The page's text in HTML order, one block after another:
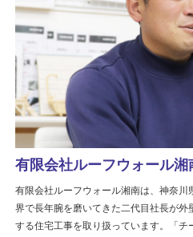
有限会社ルーフウォール湘
有限会社ルーフウォール湘南は、神奈
界で長年腕を磨いてきた二代目社長が外
する住宅工事を取り扱っています。「